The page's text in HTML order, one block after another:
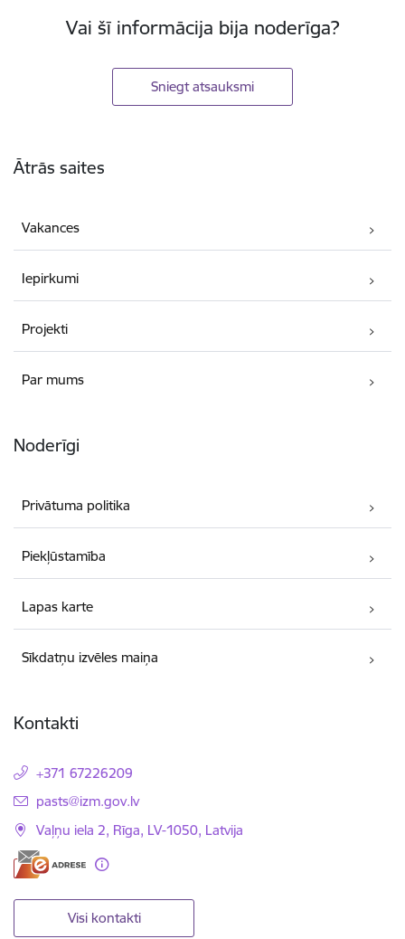
Vai šī informācija bija noderīga?
Sniegt atsauksmi
Ātrās saites
Vakances
Iepirkumi
Projekti
Par mums
Noderīgi
Privātuma politika
Piekļūstamība
Lapas karte
Sīkdatņu izvēles maiņa
Kontakti
+371 67226209
E-pasts:
pasts@izm.gov.lv
Vaļņu iela 2, Rīga, LV-1050, Latvija
Visi kontakti